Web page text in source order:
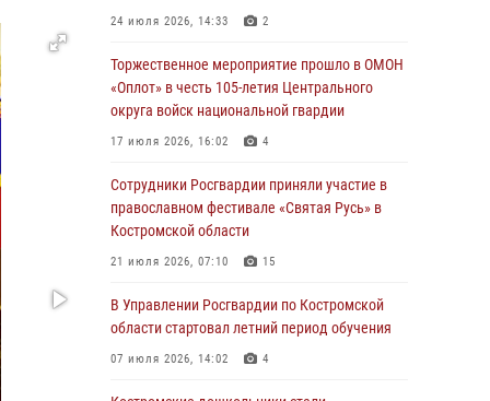
Костромские дошкольники стали
организованных военнослужащими и
сотрудниками Управления Росгвардии
30 июля 2026, 10:39 9
«Единых государственных услуг» для
получения услуг по линии Росгвардии
29 июля 2026, 06:26
участие в богослужении в честь князя
Владимира в Костроме
28 июля 2026, 06:14 2
Более пятидесяти поступивших сигналов
24 июля 2026, 14:33 2
Торжественное мероприятие прошло в ОМОН
«Оплот» в честь 105-летия Центрального
округа войск национальной гвардии
17 июля 2026, 16:02 4
Сотрудники Росгвардии приняли участие в
православном фестивале «Святая Русь» в
Костромской области
21 июля 2026, 07:10 15
В Управлении Росгвардии по Костромской
области стартовал летний период обучения
07 июля 2026, 14:02 4